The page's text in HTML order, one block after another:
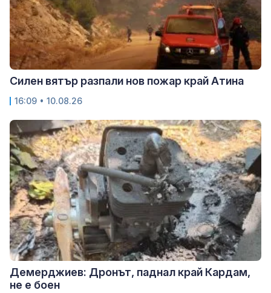
Силен вятър разпали нов пожар край Атина
16:09 • 10.08.26
Демерджиев: Дронът, паднал край Кардам,
не е боен